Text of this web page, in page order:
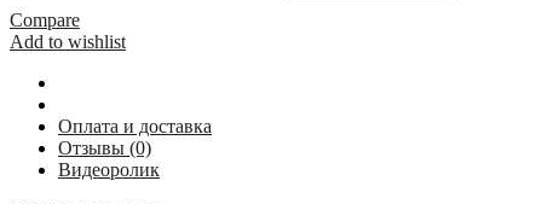
левый
для
стеллажной
лестницы/
стремянки
KRAUSE
815163
Compare
Add to wishlist
Оплата и доставка
Отзывы (0)
Видеоролик